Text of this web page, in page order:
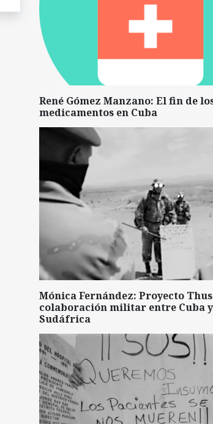
René Gómez Manzano: El fin de
medicamentos en Cuba
Mónica Fernández: Proyecto
colaboración militar entre Cuba y
Sudáfrica